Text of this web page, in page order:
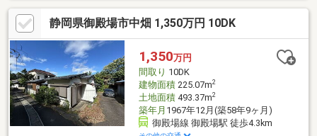
静岡県御殿場市中畑 1,350万円 10DK
1,350万円
間取り 10DK
建物面積225.07m2
土地面積493.37m2
築年月 1967年12月(築58年9ヶ月)
御殿場線 御殿場駅 徒歩4.3km